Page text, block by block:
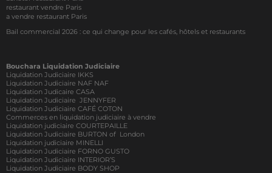
restaurant vendre Paris
a vendre restaurant Paris
Bail commercial 2026 : ce qui change pour les cafés, hôtels et restaurants
Bouchara Liquidation Judiciaire
Liquidation Judiciaire IKKS
Liquidation Judiciaire NAF NAF
Liquidation Judicaire CASA
Liquidation Judiciaire JENNYFER
Liquidation Judiciaire CAFÉ COTON
Commerces en liquidation judiciaire à vendre
Liquidation judiciaire COURTEPAILLE
Liquidation Judiciaire BURTON of London
Liquidation judiciaire MINELLI
Liquidation Judiciaire FORNO GUSTO
Liquidation Judiciaire INTERIOR’S
Liquidation Judiciaire BODY SHOP